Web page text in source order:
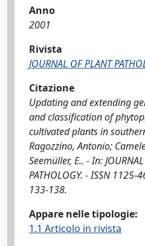
Anno
2001
Rivista
JOURNAL OF PLANT
Citazione
Updating and extending
and classification of
cultivated plants in
Ragozzino, Antonio;
Seemüller, E.. - In:
PATHOLOGY. - ISSN
133-138.
Appare nelle tipologie:
1.1 Articolo in rivista